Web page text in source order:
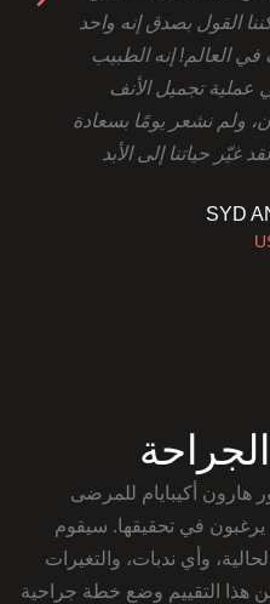
القول بصدق إنه واحد
العالم! إنه الطبيب
عملية تجميل الأنف
ولم نشعر يومًا بسعادة
غيّر حياتنا إلى الأبد
SYD
هارون أكيبايام للمرضى
يرغبون في تحقيقها. سيقوم
وأي ندبات، والتغيرات
هذا التقييم وضع خطة جراحية